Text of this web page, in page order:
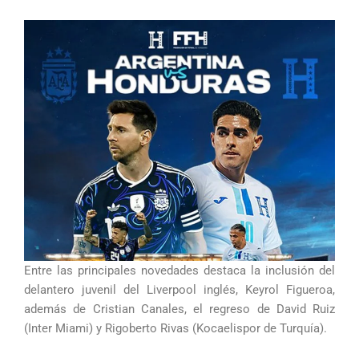
Entre las principales novedades destaca la inclusión del
delantero juvenil del Liverpool inglés, Keyrol Figueroa,
además de Cristian Canales, el regreso de David Ruiz
(Inter Miami) y Rigoberto Rivas (Kocaelispor de Turquía).